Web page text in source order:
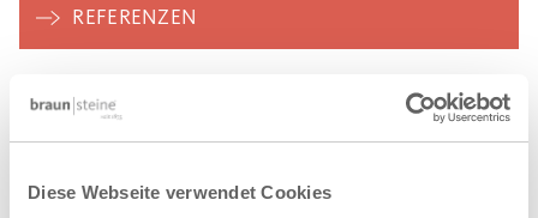
Diese Webseite verwendet Cookies
REFERENZEN
VERWANDTE PRODUKTE UND